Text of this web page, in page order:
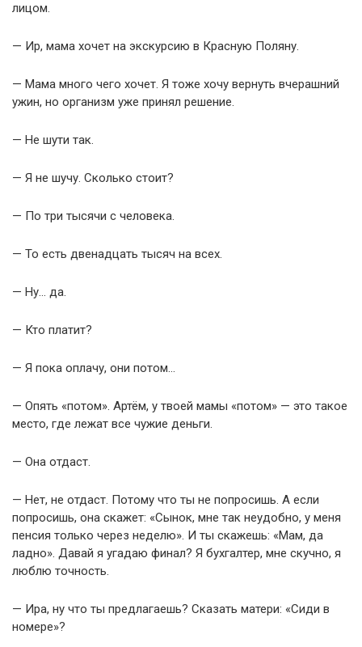
лицом.
— Ир, мама хочет на экскурсию в Красную Поляну.
— Мама много чего хочет. Я тоже хочу вернуть вчерашний
ужин, но организм уже принял решение.
— Не шути так.
— Я не шучу. Сколько стоит?
— По три тысячи с человека.
— То есть двенадцать тысяч на всех.
— Ну… да.
— Кто платит?
— Я пока оплачу, они потом…
— Опять «потом». Артём, у твоей мамы «потом» — это такое
место, где лежат все чужие деньги.
— Она отдаст.
— Нет, не отдаст. Потому что ты не попросишь. А если
попросишь, она скажет: «Сынок, мне так неудобно, у меня
пенсия только через неделю». И ты скажешь: «Мам, да
ладно». Давай я угадаю финал? Я бухгалтер, мне скучно, я
люблю точность.
— Ира, ну что ты предлагаешь? Сказать матери: «Сиди в
номере»?